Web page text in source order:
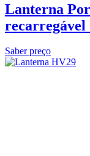
Lanterna
recarregável
Saber preço